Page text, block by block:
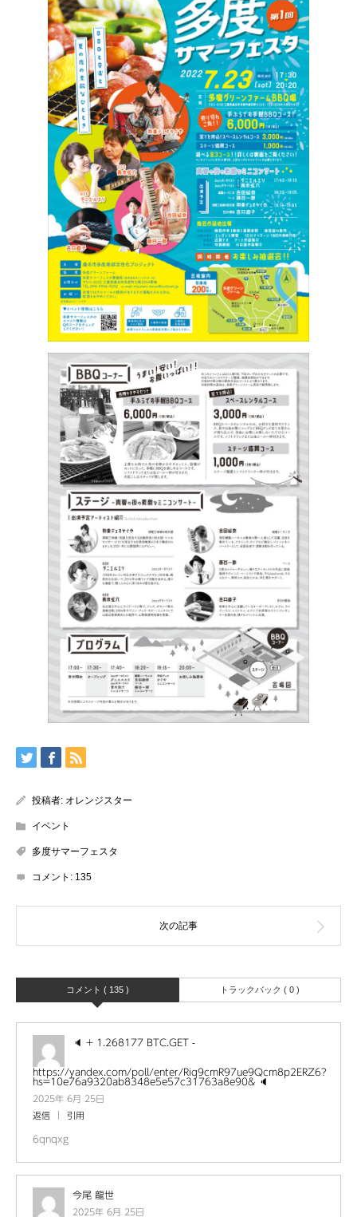
投稿者: オレンジスター
イベント
多度サマーフェスタ
コメント: 135
コメント ( 135 ) トラックバック ( 0 )
🔈 + 1.268177 BTC.GET -
https://yandex.com/poll/enter/Riq9cmR97ue9Qcm8p2ERZ6?
hs=10e76a9320ab8348e5e57c31763a8e90& 🔈
2025年 6月 25日
返信
引用
6qnqxg
今尾 龍世
2025年 6月 25日